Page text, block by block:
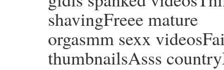
shavingFreee mature
orgasmm sexx
thumbnailsAsss